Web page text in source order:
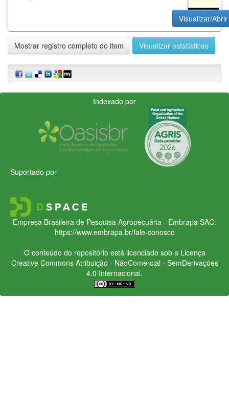
Visualizar/Abrir
Mostrar registro completo do item Visualizar estatísticas
Indexado por
Suportado por
Empresa Brasileira de Pesquisa Agropecuária - Embrapa SAC:
https://www.embrapa.br/fale-conosco
O conteúdo do repositório está licenciado sob a Licença
Creative CommonsAtribuição - NãoComercial - SemDerivações
4.0 Internacional.